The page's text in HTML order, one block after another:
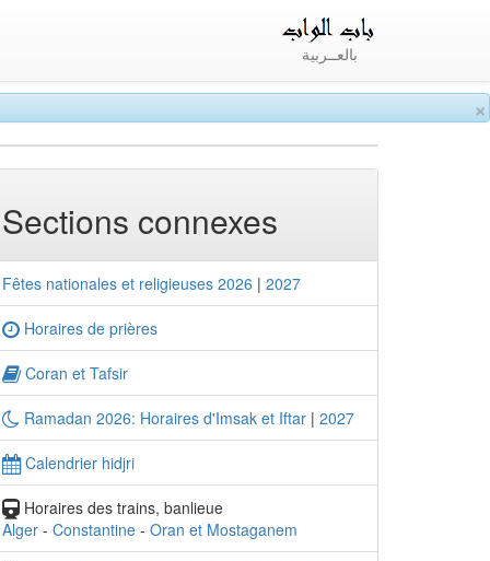
×
بالعــربية
Sections connexes
Fêtes nationales et religieuses 2026 | 2027
Horaires de prières
Coran et Tafsir
Ramadan 2026: Horaires d'Imsak et Iftar | 2027
Calendrier hidjri
Horaires des trains, banlieue
Alger - Constantine - Oran et Mostaganem